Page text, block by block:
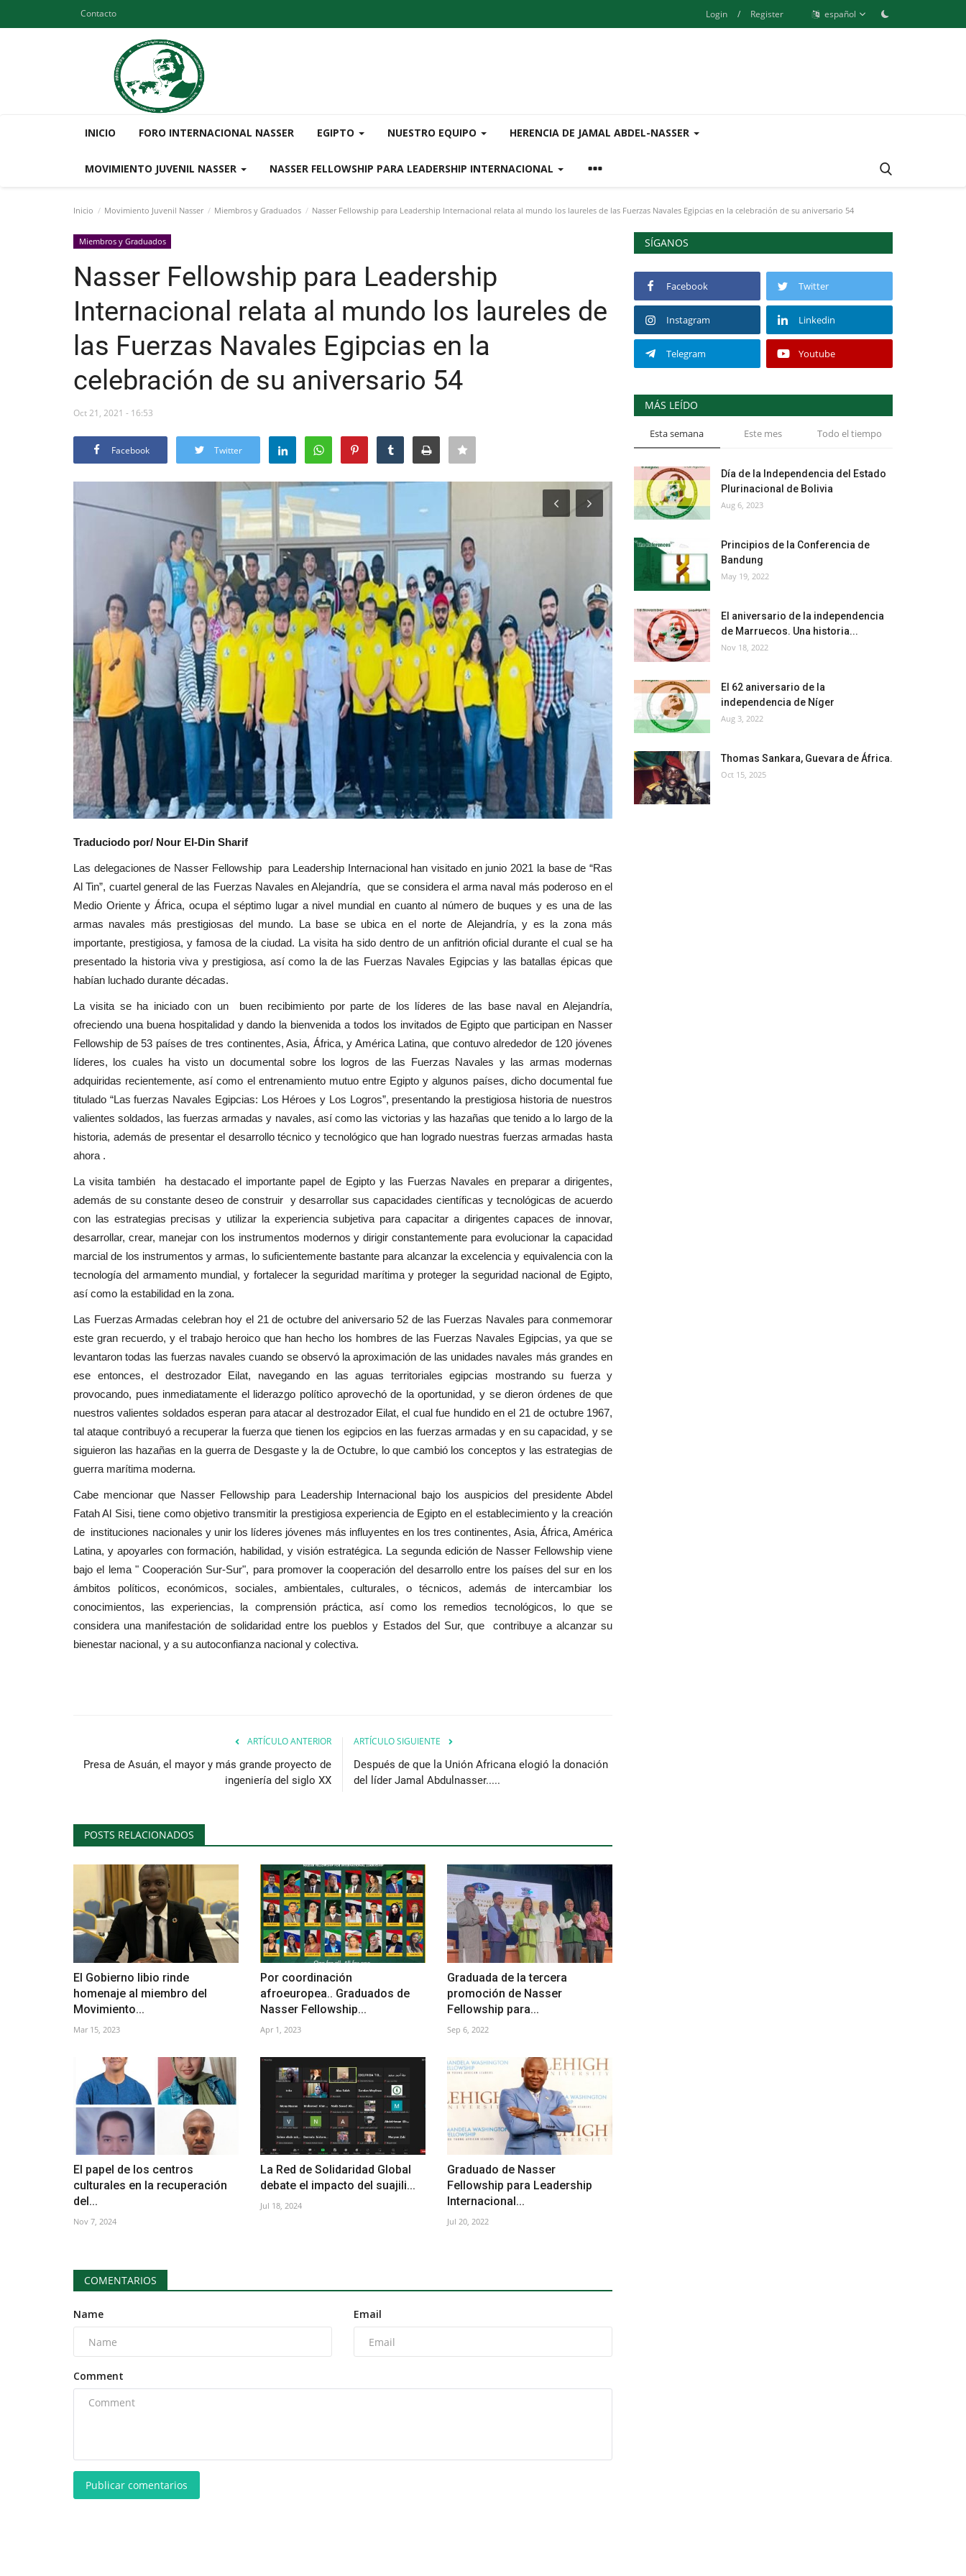
Contacto Login / Register español
INICIO FORO INTERNACIONAL NASSER EGIPTO NUESTRO EQUIPO HERENCIA DE JAMAL ABDEL-NASSER
MOVIMIENTO JUVENIL NASSER NASSER FELLOWSHIP PARA LEADERSHIP INTERNACIONAL
Inicio Movimiento Juvenil Nasser Miembros y Graduados Nasser Fellowship para Leadership Internacional relata al mundo los laureles de las Fuerzas Navales Egipcias en la celebración de su aniversario 54
Miembros y Graduados
Nasser Fellowship para Leadership
Internacional relata al mundo los laureles de
las Fuerzas Navales Egipcias en la
celebración de su aniversario 54
Oct 21, 2021 - 16:53
Facebook Twitter
Traduciodo por/ Nour El-Din Sharif
Las delegaciones de Nasser Fellowship para Leadership Internacional han visitado en junio 2021 la base de “Ras
Al Tin”, cuartel general de las Fuerzas Navales en Alejandría, que se considera el arma naval más poderoso en el
Medio Oriente y África, ocupa el séptimo lugar a nivel mundial en cuanto al número de buques y es una de las
armas navales más prestigiosas del mundo. La base se ubica en el norte de Alejandría, y es la zona más
importante, prestigiosa, y famosa de la ciudad. La visita ha sido dentro de un anfitrión oficial durante el cual se ha
presentado la historia viva y prestigiosa, así como la de las Fuerzas Navales Egipcias y las batallas épicas que
habían luchado durante décadas.
La visita se ha iniciado con un buen recibimiento por parte de los líderes de las base naval en Alejandría,
ofreciendo una buena hospitalidad y dando la bienvenida a todos los invitados de Egipto que participan en Nasser
Fellowship de 53 países de tres continentes, Asia, África, y América Latina, que contuvo alrededor de 120 jóvenes
líderes, los cuales ha visto un documental sobre los logros de las Fuerzas Navales y las armas modernas
adquiridas recientemente, así como el entrenamiento mutuo entre Egipto y algunos países, dicho documental fue
titulado “Las fuerzas Navales Egipcias: Los Héroes y Los Logros”, presentando la prestigiosa historia de nuestros
valientes soldados, las fuerzas armadas y navales, así como las victorias y las hazañas que tenido a lo largo de la
historia, además de presentar el desarrollo técnico y tecnológico que han logrado nuestras fuerzas armadas hasta
ahora .
La visita también ha destacado el importante papel de Egipto y las Fuerzas Navales en preparar a dirigentes,
además de su constante deseo de construir y desarrollar sus capacidades científicas y tecnológicas de acuerdo
con las estrategias precisas y utilizar la experiencia subjetiva para capacitar a dirigentes capaces de innovar,
desarrollar, crear, manejar con los instrumentos modernos y dirigir constantemente para evolucionar la capacidad
marcial de los instrumentos y armas, lo suficientemente bastante para alcanzar la excelencia y equivalencia con la
tecnología del armamento mundial, y fortalecer la seguridad marítima y proteger la seguridad nacional de Egipto,
así como la estabilidad en la zona.
Las Fuerzas Armadas celebran hoy el 21 de octubre del aniversario 52 de las Fuerzas Navales para conmemorar
este gran recuerdo, y el trabajo heroico que han hecho los hombres de las Fuerzas Navales Egipcias, ya que se
levantaron todas las fuerzas navales cuando se observó la aproximación de las unidades navales más grandes en
ese entonces, el destrozador Eilat, navegando en las aguas territoriales egipcias mostrando su fuerza y
provocando, pues inmediatamente el liderazgo político aprovechó de la oportunidad, y se dieron órdenes de que
nuestros valientes soldados esperan para atacar al destrozador Eilat, el cual fue hundido en el 21 de octubre 1967,
tal ataque contribuyó a recuperar la fuerza que tienen los egipcios en las fuerzas armadas y en su capacidad, y se
siguieron las hazañas en la guerra de Desgaste y la de Octubre, lo que cambió los conceptos y las estrategias de
guerra marítima moderna.
Cabe mencionar que Nasser Fellowship para Leadership Internacional bajo los auspicios del presidente Abdel
Fatah Al Sisi, tiene como objetivo transmitir la prestigiosa experiencia de Egipto en el establecimiento y la creación
de instituciones nacionales y unir los líderes jóvenes más influyentes en los tres continentes, Asia, África, América
Latina, y apoyarles con formación, habilidad, y visión estratégica. La segunda edición de Nasser Fellowship viene
bajo el lema " Cooperación Sur-Sur", para promover la cooperación del desarrollo entre los países del sur en los
ámbitos políticos, económicos, sociales, ambientales, culturales, o técnicos, además de intercambiar los
conocimientos, las experiencias, la comprensión práctica, así como los remedios tecnológicos, lo que se
considera una manifestación de solidaridad entre los pueblos y Estados del Sur, que contribuye a alcanzar su
bienestar nacional, y a su autoconfianza nacional y colectiva.
ARTÍCULO ANTERIOR
Presa de Asuán, el mayor y más grande proyecto de
ingeniería del siglo XX
ARTÍCULO SIGUIENTE
Después de que la Unión Africana elogió la donación
del líder Jamal Abdulnasser.....
POSTS RELACIONADOS
El Gobierno libio rinde
homenaje al miembro del
Movimiento...
Mar 15, 2023
Por coordinación
afroeuropea.. Graduados de
Nasser Fellowship...
Apr 1, 2023
Graduada de la tercera
promoción de Nasser
Fellowship para...
Sep 6, 2022
El papel de los centros
culturales en la recuperación
del...
Nov 7, 2024
La Red de Solidaridad Global
debate el impacto del suajili...
Jul 18, 2024
Graduado de Nasser
Fellowship para Leadership
Internacional...
Jul 20, 2022
COMENTARIOS
Name Email
Comment
Publicar comentarios
SÍGANOS
Facebook Twitter
Instagram Linkedin
Telegram Youtube
MÁS LEÍDO
Esta semana Este mes Todo el tiempo
Día de la Independencia del Estado
Plurinacional de Bolivia
Aug 6, 2023
Principios de la Conferencia de
Bandung
May 19, 2022
El aniversario de la independencia
de Marruecos. Una historia...
Nov 18, 2022
El 62 aniversario de la
independencia de Níger
Aug 3, 2022
Thomas Sankara, Guevara de África.
Oct 15, 2025